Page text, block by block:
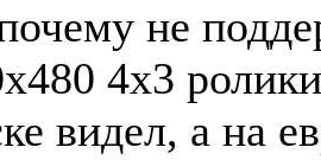
не
4x3
видел, а на